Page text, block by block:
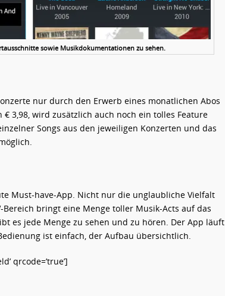
sowie Musikdokumentationen zu sehen.
nur durch den Erwerb eines monatlichen Abos
3,98, wird zusätzlich auch noch ein tolles Feature
Songs aus den jeweiligen Konzerten und das
Must-have-App. Nicht nur die unglaubliche Vielfalt
Bereich bringt eine Menge toller Musik-Acts auf das
es jede Menge zu sehen und zu hören. Der App läuft
ist einfach, der Aufbau übersichtlich.
qrcode=’true’]